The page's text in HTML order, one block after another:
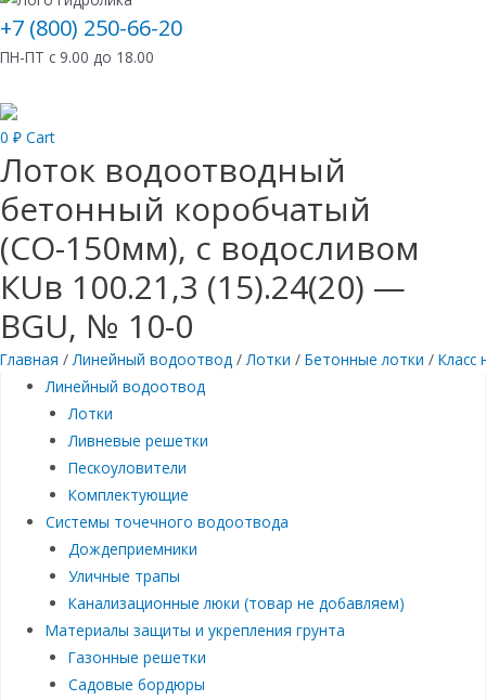
+7 (800) 250-66-20
ПН-ПТ с 9.00 до 18.00
0 ₽ Cart
Лоток водоотводный
бетонный коробчатый
(СО-150мм), с водосливом
КUв 100.21,3 (15).24(20) —
BGU, № 10-0
Главная /Линейный водоотвод /Лотки / Бетонные лотки / Класс
Линейный водоотвод
Лотки
Ливневые решетки
Пескоуловители
Комплектующие
Системы точечного водоотвода
Дождеприемники
Уличные трапы
Канализационные люки (товар не добавляем)
Материалы защиты и укрепления грунта
Газонные решетки
Садовые бордюры